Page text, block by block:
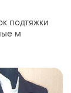
подтяжки
м